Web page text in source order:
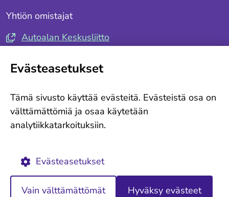
Yhtiön omistajat
Autoalan Keskusliitto
Tilaa tiedotteemme
Evästekäytännöt
Evästeasetukset
Tämä sivusto käyttää evästeitä. Evästeistä osa on
välttämättömiä ja osaa käytetään
analytiikkatarkoituksiin.
Evästeasetukset
Vain välttämättömät Hyväksy evästeet